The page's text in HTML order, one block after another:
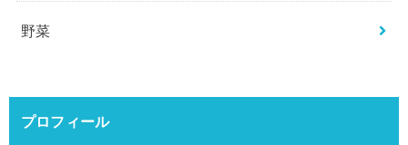
野菜
プロフィール